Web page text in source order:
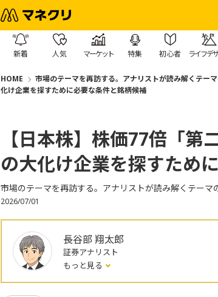
新着 人気 マーケット 特集 初心者 ライフデ
HOME 市場のテーマを再訪する。アナリストが読み解くテー
化け企業を探すために必要な条件と銘柄候補
【日本株】株価77倍「
の大化け企業を探すため
市場のテーマを再訪する。アナリストが読み解くテーマ
2026/07/01
長谷部 翔太郎
証券アナリスト
もっと見る